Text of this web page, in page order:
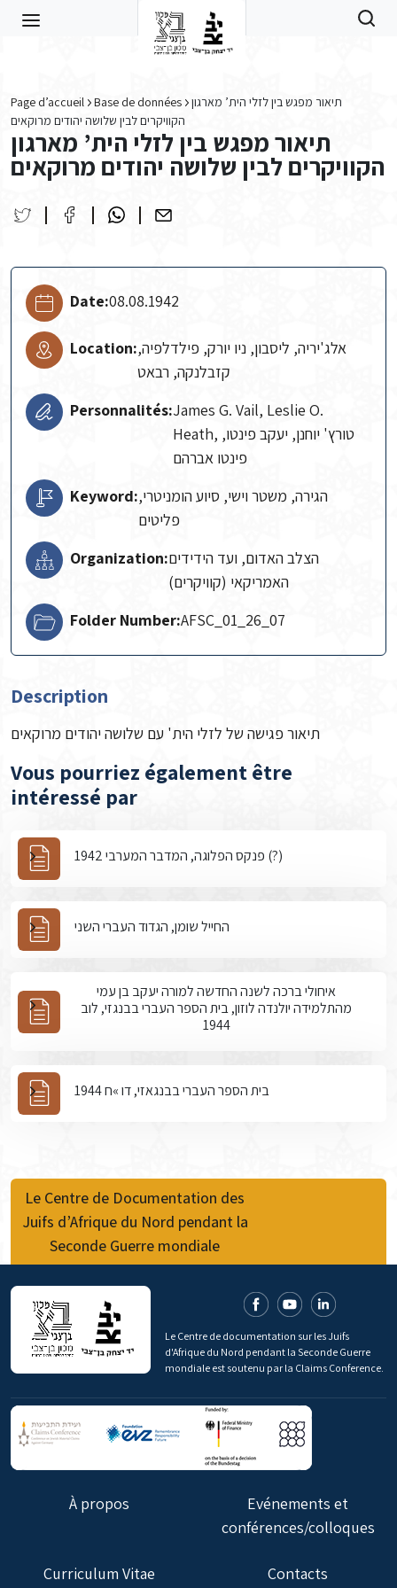
Page d’accueil Base de données
תיאור מפגש בין לזלי הית’ מארגון
הקוויקרים לבין שלושה יהודים מרוקאים
תיאור מפגש בין לזלי הית’ מארגון
הקוויקרים לבין שלושה יהודים מרוקאים
Date:08.08.1942
Location:אלג'יריה, ליסבון, ניו יורק, פילדלפיה,
קזבלנקה, רבאט
Personnalités:James G. Vail, Leslie O.
Heath, טורץ' יוחנן, יעקב פינטו,
פינטו אברהם
Keyword:הגירה, משטר וישי, סיוע הומניטרי,
פליטים
Organization:הצלב האדום, ועד הידידים
האמריקאי (קוויקרים)
Folder Number:AFSC_01_26_07
Description
תיאור פגישה של לזלי הית' עם שלושה יהודים מרוקאים
Vous pourriez également être
intéressé par
פנקס הפלוגה, המדבר המערבי 1942 (?)
החייל שומן, הגדוד העברי השני
איחולי ברכה לשנה החדשה למורה יעקב בן עמי
מהתלמידה יולנדה לוזון, בית הספר העברי בבנגזי, לוב
1944
בית הספר העברי בבנגאזי, דו »ח 1944
Le Centre de Documentation des
Juifs d’Afrique du Nord pendant la
Seconde Guerre mondiale
Le Centre de documentation sur les Juifs
d'Afrique du Nord pendant la Seconde Guerre
mondiale est soutenu par la Claims Conference.
À propos
Evénements et
conférences/colloques
Curriculum Vitae Contacts